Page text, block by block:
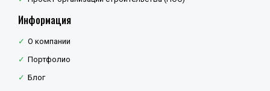
Информация
О компании
Портфолио
Блог